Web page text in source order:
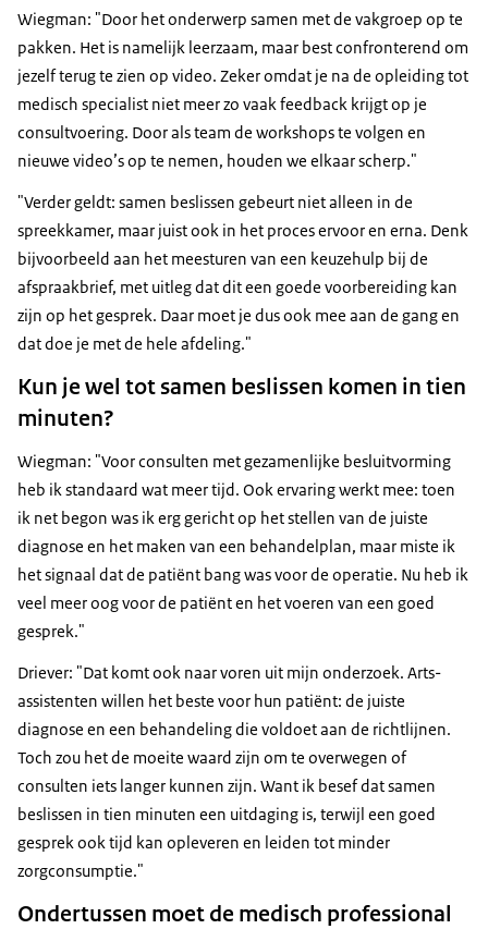
Wiegman: "Door het onderwerp samen met de vakgroep op te
pakken. Het is namelijk leerzaam, maar best confronterend om
jezelf terug te zien op video. Zeker omdat je na de opleiding tot
medisch specialist niet meer zo vaak feedback krijgt op je
consultvoering. Door als team de workshops te volgen en
nieuwe video’s op te nemen, houden we elkaar scherp."
"Verder geldt: samen beslissen gebeurt niet alleen in de
spreekkamer, maar juist ook in het proces ervoor en erna. Denk
bijvoorbeeld aan het meesturen van een keuzehulp bij de
afspraakbrief, met uitleg dat dit een goede voorbereiding kan
zijn op het gesprek. Daar moet je dus ook mee aan de gang en
dat doe je met de hele afdeling."
Kun je wel tot samen beslissen komen in tien
minuten?
Wiegman: "Voor consulten met gezamenlijke besluitvorming
heb ik standaard wat meer tijd. Ook ervaring werkt mee: toen
ik net begon was ik erg gericht op het stellen van de juiste
diagnose en het maken van een behandelplan, maar miste ik
het signaal dat de patiënt bang was voor de operatie. Nu heb ik
veel meer oog voor de patiënt en het voeren van een goed
gesprek."
Driever: "Dat komt ook naar voren uit mijn onderzoek. Arts-
assistenten willen het beste voor hun patiënt: de juiste
diagnose en een behandeling die voldoet aan de richtlijnen.
Toch zou het de moeite waard zijn om te overwegen of
consulten iets langer kunnen zijn. Want ik besef dat samen
beslissen in tien minuten een uitdaging is, terwijl een goed
gesprek ook tijd kan opleveren en leiden tot minder
zorgconsumptie."
Ondertussen moet de medisch professional